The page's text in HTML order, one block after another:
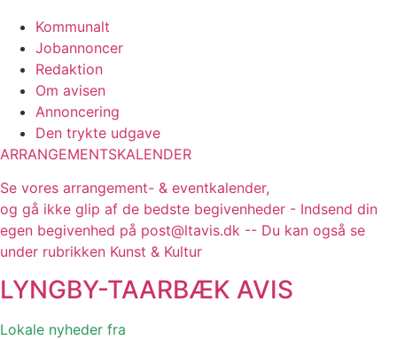
Kommunalt
Jobannoncer
Redaktion
Om avisen
Annoncering
Den trykte udgave
ARRANGEMENTSKALENDER
Se vores arrangement- & eventkalender,
og gå ikke glip af de bedste begivenheder - Indsend din
egen begivenhed på post@ltavis.dk -- Du kan også se
under rubrikken Kunst & Kultur
LYNGBY-TAARBÆK AVIS
Lokale nyheder fra